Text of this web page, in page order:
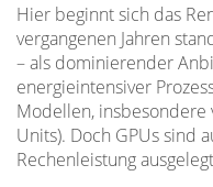
Hier beginnt sich das
vergangenen Jahren
– als dominierender
energieintensiver
Modellen, insbesondere
Units). Doch GPUs sind
Rechenleistung